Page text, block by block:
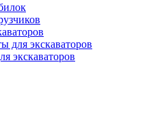
для экскаваторов
экскаваторов